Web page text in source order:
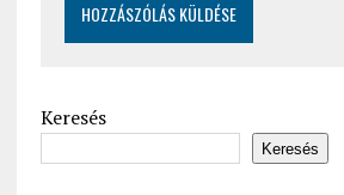
Keresés
Keresés